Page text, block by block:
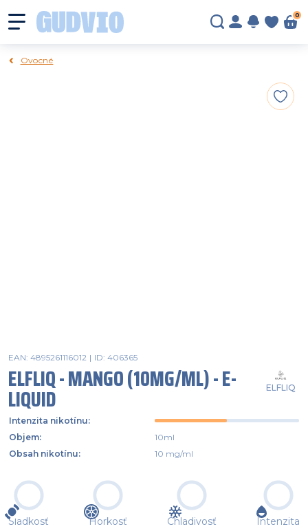
0
Ovocné
EAN: 4895261116012 | ID: 406365
ELFLIQ - MANGO (10MG/ML) - E-
LIQUID ELFLIQ
Intenzita nikotínu:
Objem:
10ml
Obsah nikotínu: 10 mg/ml
Sladkosť Horkosť Chladivosť Intenzita